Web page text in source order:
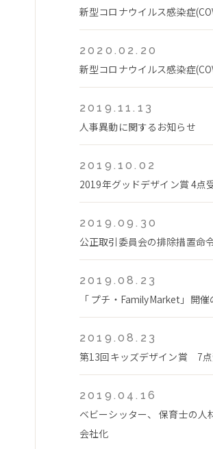
新型コロナウイルス感染症
2020.02.20
新型コロナウイルス感染症
2019.11.13
人事異動に関するお知らせ
2019.10.02
2019年グッドデザイン賞 4点
2019.09.30
公正取引委員会の排除措置命
2019.08.23
「 プチ・FamilyMarket」開
2019.08.23
第13回キッズデザイン賞 7
2019.04.16
ベビーシッター、 保育士の
会社化